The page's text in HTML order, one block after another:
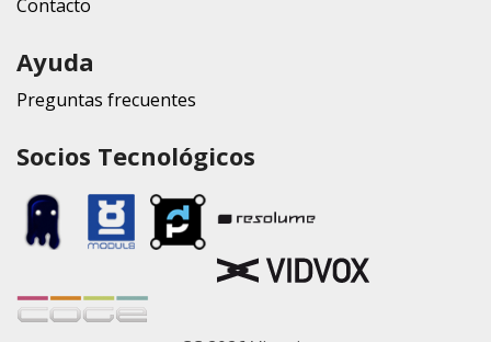
Contacto
Ayuda
Preguntas frecuentes
Socios Tecnológicos